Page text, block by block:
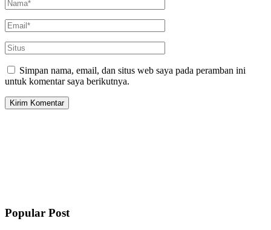
Simpan nama, email, dan situs web saya pada peramban ini
untuk komentar saya berikutnya.
Popular Post